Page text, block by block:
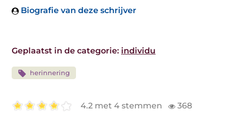
Biografie van deze schrijver
Geplaatst in de categorie: individu
herinnering
4.2 met 4 stemmen 368